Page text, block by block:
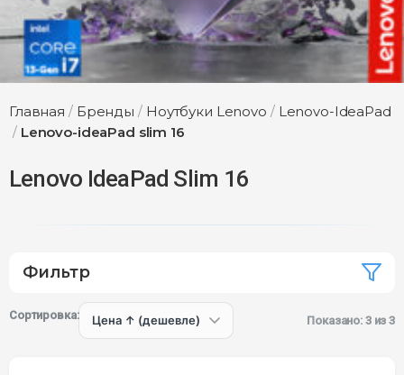
Главная / Бренды / Ноутбуки Lenovo / Lenovo-IdeaPad
/ Lenovo-ideaPad slim 16
Lenovo IdeaPad Slim 16
Фильтр
Сортировка: Показано: 3 из 3